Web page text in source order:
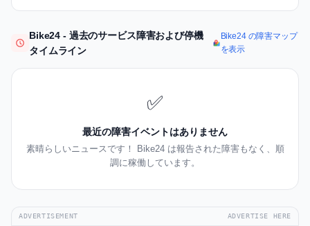
Bike24 - 過去のサービス障害および停機
タイムライン
Bike24 の障害マップ
を表示
✅
最近の障害イベントはありません
素晴らしいニュースです！ Bike24 は報告された障害もなく、順
調に稼働しています。
ADVERTISEMENT ADVERTISE HERE